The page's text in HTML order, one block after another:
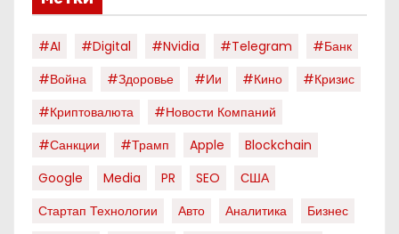
#AI #digital #nvidia #telegram
#банк
#война
#здоровье #ии #кино
#кризис
#криптовалюта
#новости Компаний
#санкции
#трамп Apple
Blockchain
Google
Media PR SEO
США
Стартап Технологии
Авто Аналитика
Бизнес